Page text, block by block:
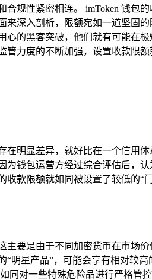
规性紧密相连。 imToken 钱包
深入剖析，限额宛如一道坚固
的黑客突破，他们就有可能在
力度的不断加强，设置收款限
明显差异，就好比在一个信用
钱包运营方经过综合评估后，
款限额就如同被设置了较低的“
要是由于不同加密货币在市场
星产品”，可能会享有相对较高
同对一些特殊危险品进行严格管控